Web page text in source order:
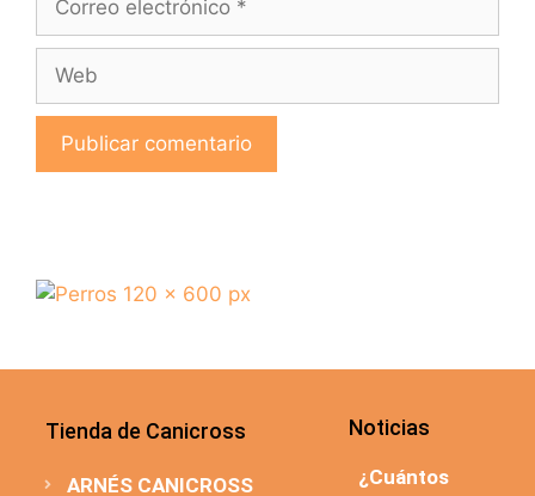
Tienda de Canicross
ARNÉS CANICROSS
Noticias
¿Cuántos